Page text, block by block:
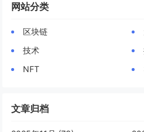
网站分类
区块链
技术
NFT
文章归档